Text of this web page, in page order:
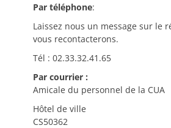
Par téléphone:
Laissez nous un message sur le
vous recontacterons.
Tél : 02.33.32.41.65
Par courrier :
Amicale du personnel de la CUA
Hôtel de ville
CS50362